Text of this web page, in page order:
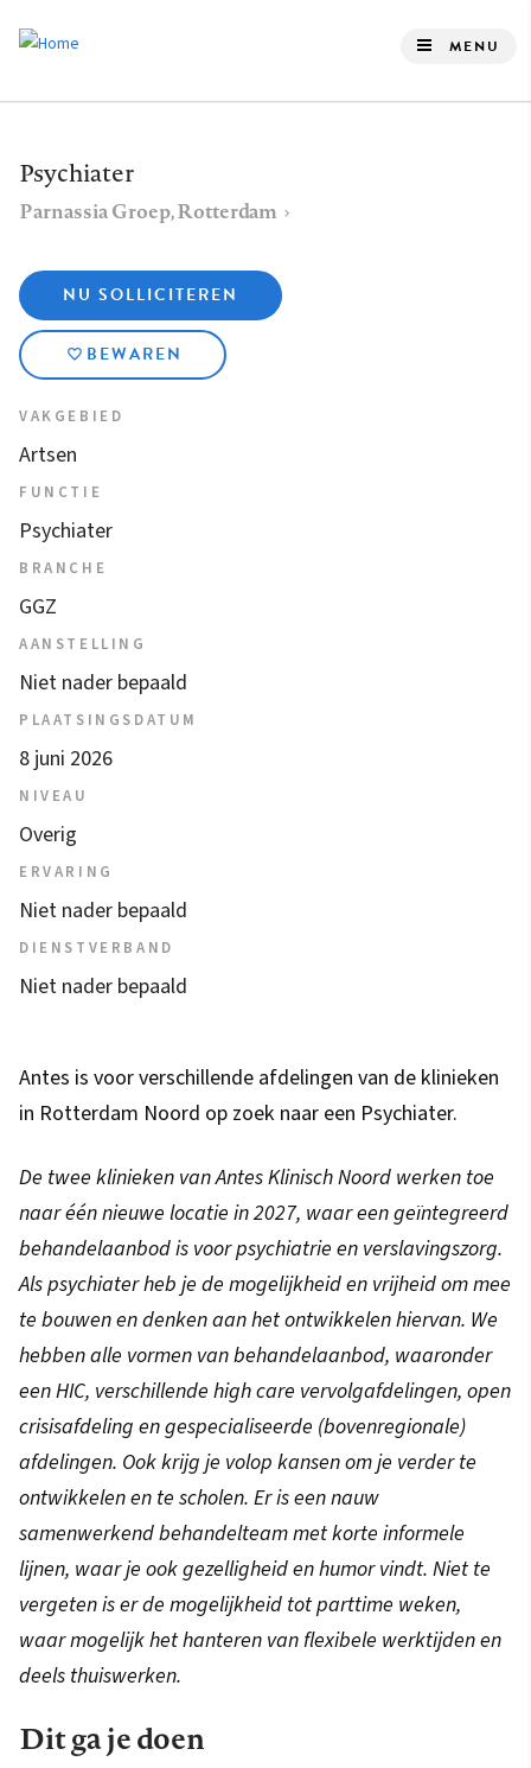
de
gaan
MENU
Psychiater
Parnassia Groep, Rotterdam
NU SOLLICITEREN
BEWAREN
VAKGEBIED
Artsen
FUNCTIE
Psychiater
BRANCHE
GGZ
AANSTELLING
Niet nader bepaald
PLAATSINGSDATUM
8 juni 2026
NIVEAU
Overig
ERVARING
Niet nader bepaald
DIENSTVERBAND
Niet nader bepaald
Antes is voor verschillende afdelingen van de klinieken
in Rotterdam Noord op zoek naar een Psychiater.
De twee klinieken van Antes Klinisch Noord werken toe
naar één nieuwe locatie in 2027, waar een geïntegreerd
behandelaanbod is voor psychiatrie en verslavingszorg.
Als psychiater heb je de mogelijkheid en vrijheid om mee
te bouwen en denken aan het ontwikkelen hiervan. We
hebben alle vormen van behandelaanbod, waaronder
een HIC, verschillende high care vervolgafdelingen, open
crisisafdeling en gespecialiseerde (bovenregionale)
afdelingen. Ook krijg je volop kansen om je verder te
ontwikkelen en te scholen. Er is een nauw
samenwerkend behandelteam met korte informele
lijnen, waar je ook gezelligheid en humor vindt. Niet te
vergeten is er de mogelijkheid tot parttime weken,
waar mogelijk het hanteren van flexibele werktijden en
deels thuiswerken.
Dit ga je doen